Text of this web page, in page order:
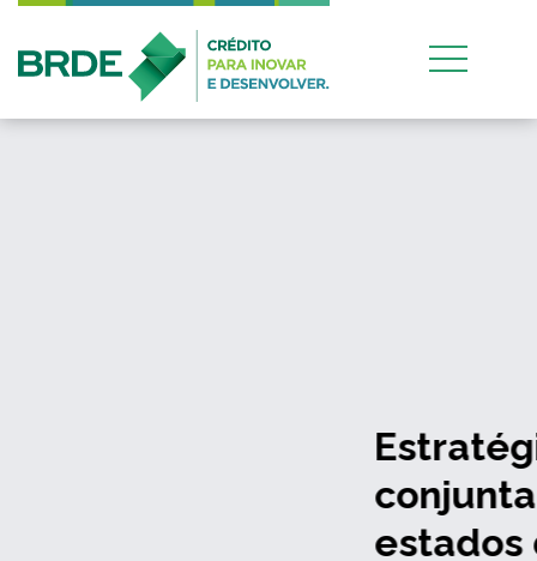
Estratégia de atuação
conjunta entre os quatro
estados do Codesul